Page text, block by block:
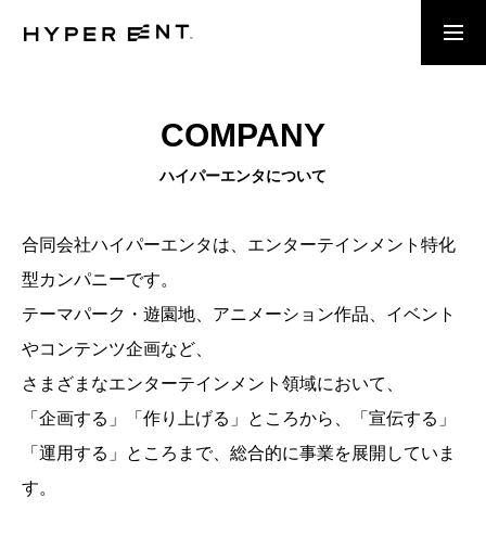
COMPANY
CONTACT
COMPANY
ハイパーエンタについて
合同会社ハイパーエンタは、エンターテインメント特化
型カンパニーです。
テーマパーク・遊園地、アニメーション作品、イベント
やコンテンツ企画など、
さまざまなエンターテインメント領域において、
「企画する」「作り上げる」ところから、「宣伝する」
「運用する」ところまで、総合的に事業を展開していま
す。